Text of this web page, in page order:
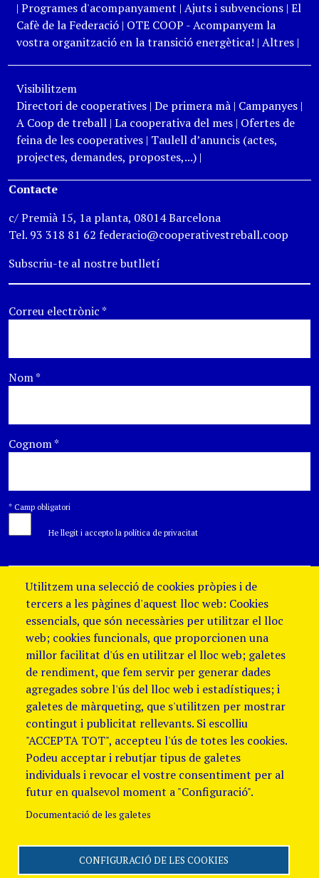
| Programes d'acompanyament | Ajuts i subvencions| El
Cafè de la Federació| OTE COOP - Acompanyem la
vostra organització en la transició energètica! | Altres|
Visibilitzem
Directori de cooperatives| De primera mà| Campanyes|
A Coop de treball| La cooperativa del mes| Ofertes de
feina de les cooperatives| Taulell d’anuncis (actes,
projectes, demandes, propostes,...)|
Contacte
c/ Premià 15, 1a planta, 08014 Barcelona
Tel. 93 318 81 62 federacio@cooperativestreball.coop
Subscriu-te al nostre butlletí
Correu electrònic*
Nom*
Cognom*
* Camp obligatori
He llegit i accepto la política de privacitat
Utilitzem una selecció de cookies pròpies i de
tercers a les pàgines d'aquest lloc web: Cookies
essencials, que són necessàries per utilitzar el lloc
web; cookies funcionals, que proporcionen una
millor facilitat d'ús en utilitzar el lloc web; galetes
de rendiment, que fem servir per generar dades
agregades sobre l'ús del lloc web i estadístiques; i
galetes de màrqueting, que s'utilitzen per mostrar
contingut i publicitat rellevants. Si escolliu
"ACCEPTA TOT", accepteu l'ús de totes les cookies.
Podeu acceptar i rebutjar tipus de galetes
individuals i revocar el vostre consentiment per al
futur en qualsevol moment a "Configuració".
Documentació de les galetes
CONFIGURACIÓ DE LES COOKIES